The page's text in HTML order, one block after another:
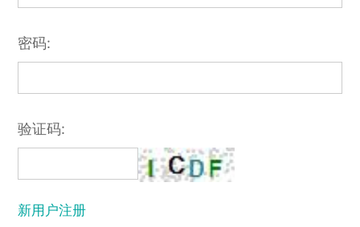
密码:
验证码:
新用户注册